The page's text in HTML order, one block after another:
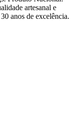
artesanal e
anos de excelência.